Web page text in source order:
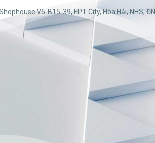
V5-B15-39, FPT City, Hòa Hải, NHS, ĐN